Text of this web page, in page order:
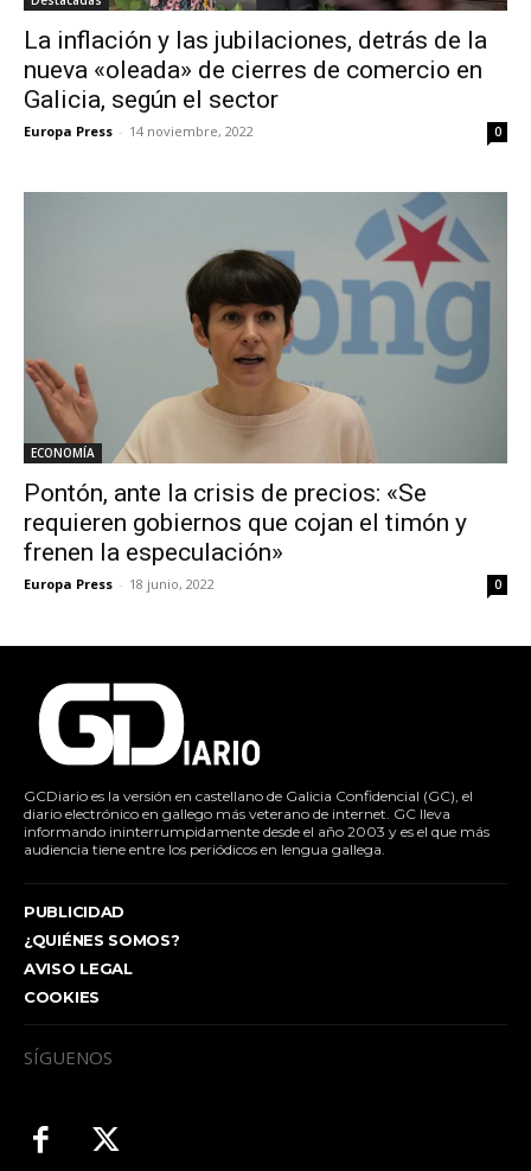
La inflación y las jubilaciones, detrás de la
nueva «oleada» de cierres de comercio en
Galicia, según el sector
Europa Press - 14 noviembre, 2022 0
ECONOMÍA
Pontón, ante la crisis de precios: «Se
requieren gobiernos que cojan el timón y
frenen la especulación»
Europa Press - 18 junio, 2022 0
GCDiario es la versión en castellano de Galicia Confidencial (GC), el
diario electrónico en gallego más veterano de internet. GC lleva
informando ininterrumpidamente desde el año 2003 y es el que más
audiencia tiene entre los periódicos en lengua gallega.
PUBLICIDAD
¿QUIÉNES SOMOS?
AVISO LEGAL
COOKIES
SÍGUENOS